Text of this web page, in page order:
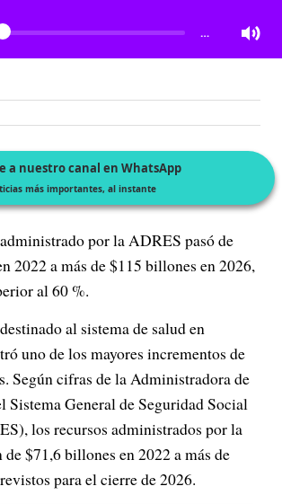
…
a nuestro canal en WhatsApp
más importantes, al instante
por la ADRES pasó de
2022 a más de $115 billones en 2026,
al 60 %.
al sistema de salud en
uno de los mayores incrementos de
Según cifras de la Administradora de
Sistema General de Seguridad Social
los recursos administrados por la
de $71,6 billones en 2022 a más de
para el cierre de 2026.